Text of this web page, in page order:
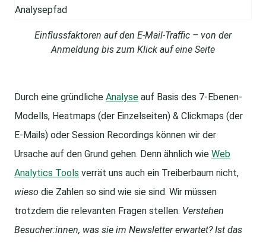
Einflussfaktoren auf den E-Mail-Traffic – von der
Anmeldung bis zum Klick auf eine Seite
Durch eine gründliche Analyse auf Basis des 7-Ebenen-
Modells, Heatmaps (der Einzelseiten) & Clickmaps (der
E-Mails) oder Session Recordings können wir der
Ursache auf den Grund gehen. Denn ähnlich wie Web
Analytics Tools verrät uns auch ein Treiberbaum nicht,
wieso die Zahlen so sind wie sie sind. Wir müssen
trotzdem die relevanten Fragen stellen. Verstehen
Besucher:innen, was sie im Newsletter erwartet? Ist das